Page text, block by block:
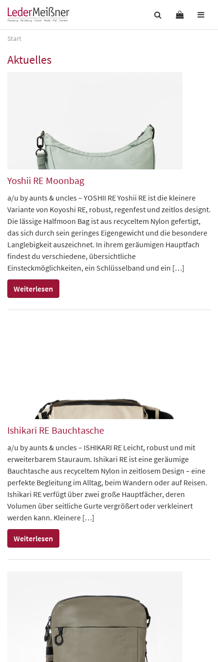
Start
Aktuelles
Yoshii RE Moonbag
a/u by aunts & uncles – YOSHII RE Yoshii RE ist die kleinere
Variante von Koyoshi RE, robust, regenfest und zeitlos designt.
Die lässige Halfmoon Bag ist aus recyceltem Nylon gefertigt,
das sich durch sein geringes Eigengewicht und die besondere
Langlebigkeit auszeichnet. In ihrem geräumigen Hauptfach
findest du verschiedene, übersichtliche
Einsteckmöglichkeiten, ein Schlüsselband und ein […]
Weiterlesen
Ishikari RE Bauchtasche
a/u by aunts & uncles – ISHIKARI RE Leicht, robust und mit
erweiterbarem Stauraum. Ishikari RE ist eine geräumige
Bauchtasche aus recyceltem Nylon in zeitlosem Design – eine
perfekte Begleitung im Alltag, beim Wandern oder auf Reisen.
Ishikari RE verfügt über zwei große Hauptfächer, deren
Volumen über seitliche Gurte vergrößert oder verkleinert
werden kann. Kleinere […]
Weiterlesen